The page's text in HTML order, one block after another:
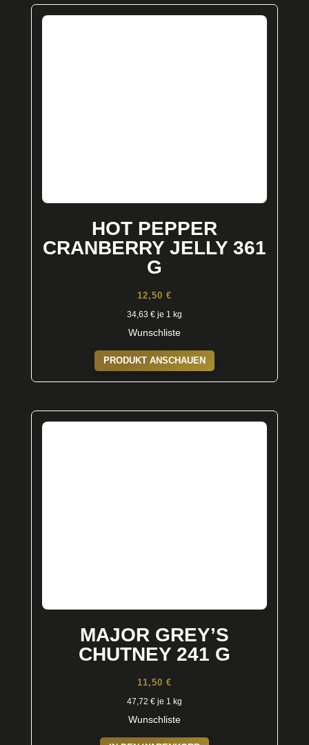
HOT PEPPER
CRANBERRY JELLY 361
G
12,50 €
34,63 €je 1 kg
Wunschliste
PRODUKT ANSCHAUEN
MAJOR GREY’S
CHUTNEY 241 G
11,50 €
47,72 €je 1 kg
Wunschliste